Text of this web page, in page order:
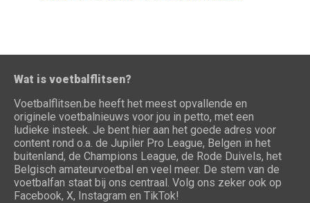
Wat is voetbalflitsen?
Voetbalflitsen.be heeft het meest opvallende en
originele voetbalnieuws voor jou in petto, met een
ludieke insteek. Je bent hier aan het goede adres voor
content rond o.a. de Jupiler Pro League, Belgen in het
buitenland, de Champions League, de Rode Duivels, het
Belgisch amateurvoetbal en veel meer. De stem van de
voetbalfan staat bij ons centraal. Volg ons zeker ook op
Facebook, X, Instagram en TikTok!